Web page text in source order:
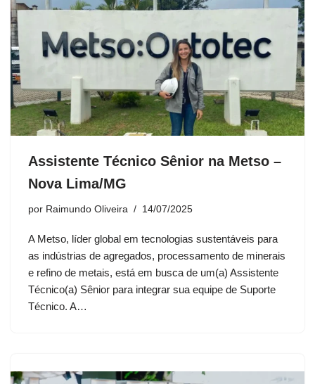
Assistente Técnico Sênior na Metso –
Nova Lima/MG
por Raimundo Oliveira 14/07/2025
A Metso, líder global em tecnologias sustentáveis para
as indústrias de agregados, processamento de minerais
e refino de metais, está em busca de um(a) Assistente
Técnico(a) Sênior para integrar sua equipe de Suporte
Técnico. A…